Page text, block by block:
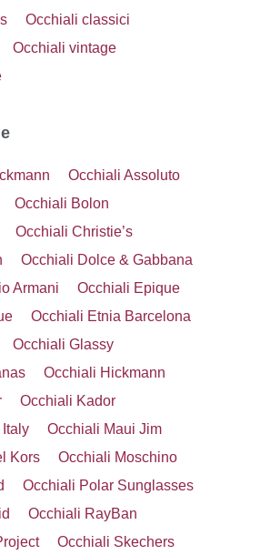
Occhiali classici
Occhiali vintage
Occhiali Assoluto
Occhiali Bolon
Occhiali Christie’s
Occhiali Dolce & Gabbana
Armani
Occhiali Epique
Occhiali Etnia Barcelona
Occhiali Glassy
Occhiali Hickmann
Occhiali Kador
Occhiali Maui Jim
Kors
Occhiali Moschino
Occhiali Polar Sunglasses
Occhiali RayBan
Occhiali Skechers